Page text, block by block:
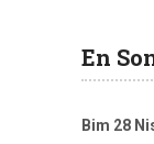
En
Bim 28